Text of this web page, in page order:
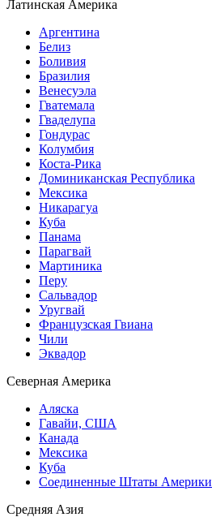
Латинская Америка
Аргентина
Белиз
Боливия
Бразилия
Венесуэла
Гватемала
Гваделупа
Гондурас
Колумбия
Коста-Рика
Доминиканская Республика
Мексика
Никарагуа
Куба
Панама
Парагвай
Мартиника
Перу
Сальвадор
Уругвай
Французская Гвиана
Чили
Эквадор
Северная Америка
Аляска
Гавайи, США
Канада
Мексика
Куба
Соединенные Штаты Америки
Средняя Азия